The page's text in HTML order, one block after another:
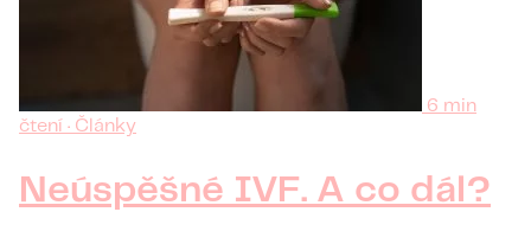
6 min
čtení · Články
Neúspěšné IVF. A co dál?